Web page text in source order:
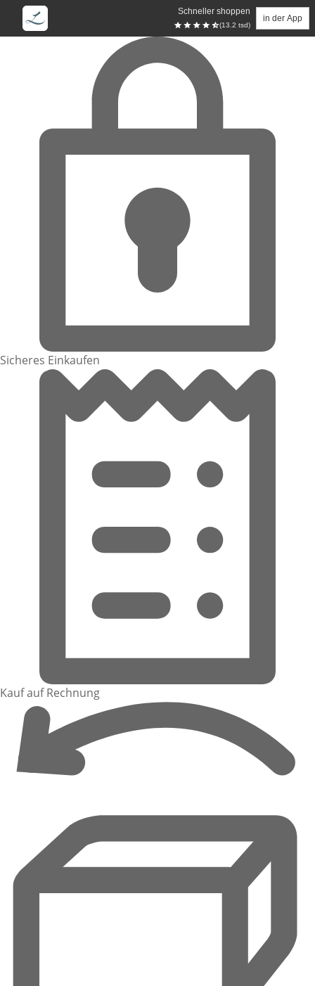
Schneller shoppen
(13.2 tsd)
in der App
Zum Hauptinhalt springen
Sicheres Einkaufen
Kauf auf Rechnung